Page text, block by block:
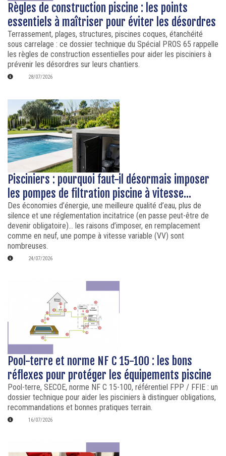
Règles de construction piscine : les points
essentiels à maîtriser pour éviter les désordres
Terrassement, plages, structures, piscines coques, étanchéité
sous carrelage : ce dossier technique du Spécial PROS 65 rappelle
les règles de construction essentielles pour aider les pisciniers à
prévenir les désordres sur leurs chantiers.
28/07/2026
Pisciniers : pourquoi faut-il désormais imposer
les pompes de filtration piscine à vitesse...
Des économies d’énergie, une meilleure qualité d’eau, plus de
silence et une réglementation incitatrice (en passe peut-être de
devenir obligatoire)… les raisons d’imposer, en remplacement
comme en neuf, une pompe à vitesse variable (VV) sont
nombreuses.
24/07/2026
Pool-terre et norme NF C 15-100 : les bons
réflexes pour protéger les équipements piscine
Pool-terre, SECOE, norme NF C 15-100, référentiel FPP / FFIE : un
dossier technique pour aider les pisciniers à distinguer obligations,
recommandations et bonnes pratiques terrain.
16/07/2026